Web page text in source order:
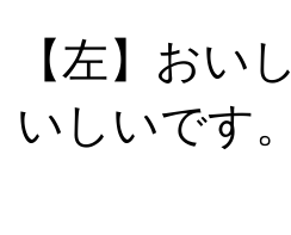
【左】
いしい